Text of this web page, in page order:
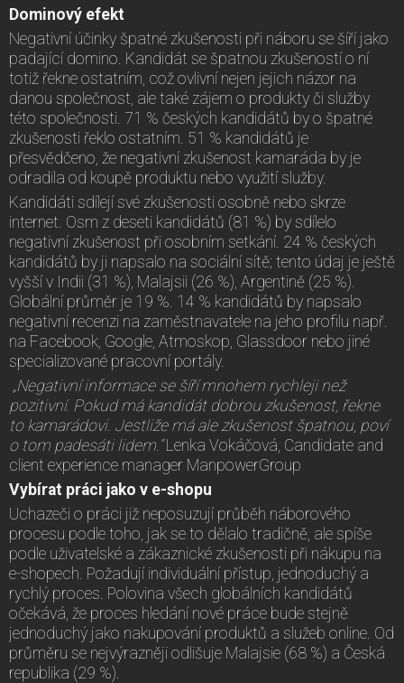
Dominový efekt
Negativní účinky špatné zkušenosti při náboru se šíří jako
padající domino. Kandidát se špatnou zkušeností o ní
totiž řekne ostatním, což ovlivní nejen jejich názor na
danou společnost, ale také zájem o produkty či služby
této společnosti. 71 % českých kandidátů by o špatné
zkušenosti řeklo ostatním. 51 % kandidátů je
přesvědčeno, že negativní zkušenost kamaráda by je
odradila od koupě produktu nebo využití služby.
Kandidáti sdílejí své zkušenosti osobně nebo skrze
internet. Osm z deseti kandidátů (81 %) by sdílelo
negativní zkušenost při osobním setkání. 24 % českých
kandidátů by ji napsalo na sociální sítě; tento údaj je ještě
vyšší v Indii (31 %), Malajsii (26 %), Argentině (25 %).
Globální průměr je 19 %. 14 % kandidátů by napsalo
negativní recenzi na zaměstnavatele na jeho profilu např.
na Facebook, Google, Atmoskop, Glassdoor nebo jiné
specializované pracovní portály.
„Negativní informace se šíří mnohem rychleji než
pozitivní. Pokud má kandidát dobrou zkušenost, řekne
to kamarádovi. Jestliže má ale zkušenost špatnou, poví
o tom padesáti lidem.“Lenka Vokáčová, Candidate and
client experience manager ManpowerGroup
Vybírat práci jako v e-shopu
Uchazeči o práci již neposuzují průběh náborového
procesu podle toho, jak se to dělalo tradičně, ale spíše
podle uživatelské a zákaznické zkušenosti při nákupu na
e-shopech. Požadují individuální přístup, jednoduchý a
rychlý proces. Polovina všech globálních kandidátů
očekává, že proces hledání nové práce bude stejně
jednoduchý jako nakupování produktů a služeb online. Od
průměru se nejvýrazněji odlišuje Malajsie (68 %) a Česká
republika (29 %).